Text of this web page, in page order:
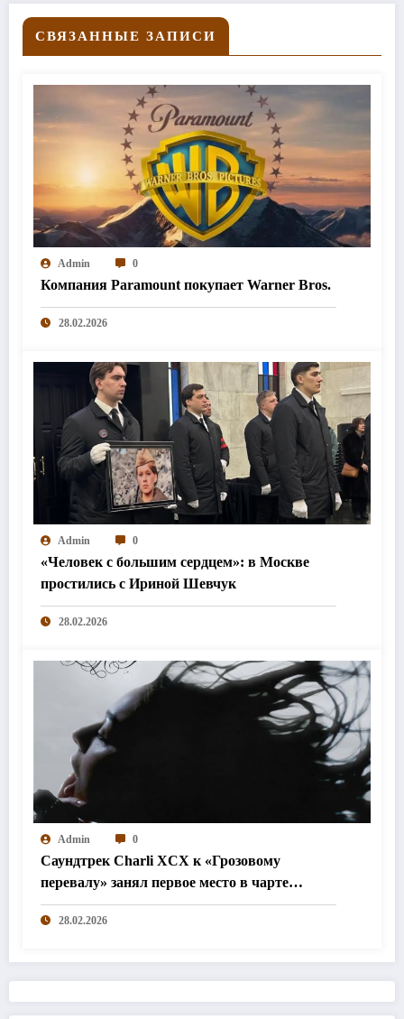
СВЯЗАННЫЕ ЗАПИСИ
Admin 0
Компания Paramount покупает Warner Bros.
28.02.2026
Admin 0
«Человек с большим сердцем»: в Москве
простились с Ириной Шевчук
28.02.2026
Admin 0
Саундтрек Charli XCX к «Грозовому
перевалу» занял первое место в чарте
Billboard
28.02.2026